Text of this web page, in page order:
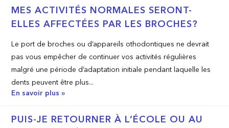
MES ACTIVITÉS NORMALES SERONT-
ELLES AFFECTÉES PAR LES BROCHES?
Le port de broches ou d’appareils othodontiques ne devrait
pas vous empêcher de continuer vos activités régulières
malgré une période d’adaptation initiale pendant laquelle les
dents peuvent être plus...
En savoir plus »
PUIS-JE RETOURNER À L’ÉCOLE OU AU